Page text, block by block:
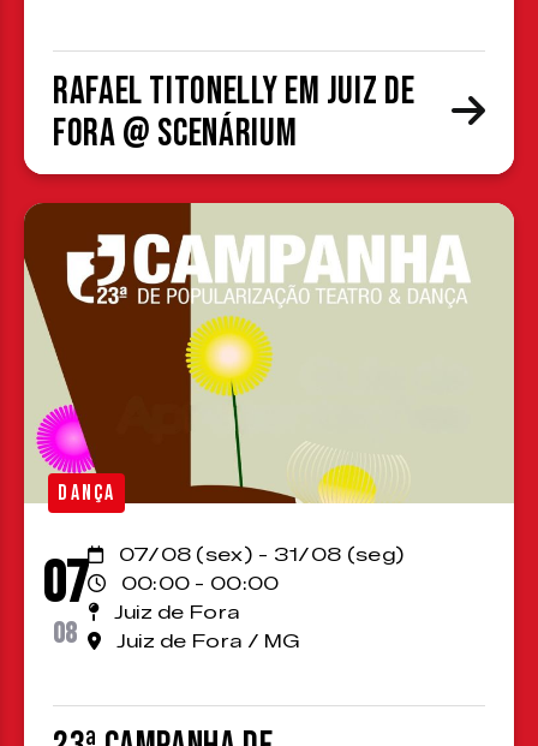
Rafael Titonelly em Juiz de
Fora @ Scenárium
DANÇA
07
08
07/08 (sex) - 31/08 (seg)
00:00 - 00:00
Juiz de Fora
Juiz de Fora / MG